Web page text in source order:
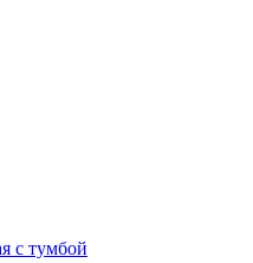
с тумбой